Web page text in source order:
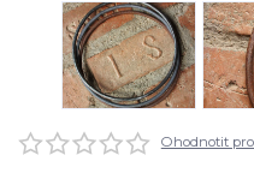
Ohodnotit